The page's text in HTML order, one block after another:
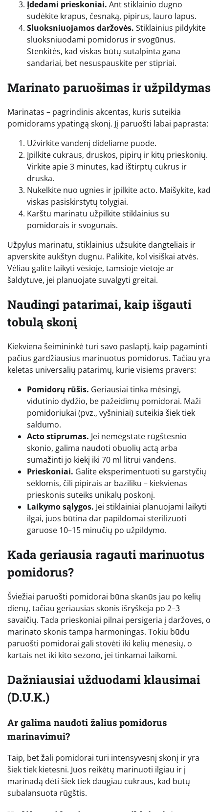
Įdedami prieskoniai. Ant stiklainio dugno
sudėkite krapus, česnaką, pipirus, lauro lapus.
Sluoksniuojamos daržovės. Stiklainius pildykite
sluoksniuodami pomidorus ir svogūnus.
Stenkitės, kad viskas būtų sutalpinta gana
sandariai, bet nesuspauskite per stipriai.
Marinato paruošimas ir užpildymas
Marinatas – pagrindinis akcentas, kuris suteikia
pomidorams ypatingą skonį. Jį paruošti labai paprasta:
Užvirkite vandenį dideliame puode.
Įpilkite cukraus, druskos, pipirų ir kitų prieskonių.
Virkite apie 3 minutes, kad ištirptų cukrus ir
druska.
Nukelkite nuo ugnies ir įpilkite acto. Maišykite, kad
viskas pasiskirstytų tolygiai.
Karštu marinatu užpilkite stiklainius su
pomidorais ir svogūnais.
Užpylus marinatu, stiklainius užsukite dangteliais ir
apverskite aukštyn dugnu. Palikite, kol visiškai atvės.
Vėliau galite laikyti vėsioje, tamsioje vietoje ar
šaldytuve, jei planuojate suvalgyti greitai.
Naudingi patarimai, kaip išgauti
tobulą skonį
Kiekviena šeimininkė turi savo paslaptį, kaip pagaminti
pačius gardžiausius marinuotus pomidorus. Tačiau yra
keletas universalių patarimų, kurie visiems pravers:
Pomidorų rūšis. Geriausiai tinka mėsingi,
vidutinio dydžio, be pažeidimų pomidorai. Maži
pomidoriukai (pvz., vyšniniai) suteikia šiek tiek
saldumo.
Acto stiprumas. Jei nemėgstate rūgštesnio
skonio, galima naudoti obuolių actą arba
sumažinti jo kiekį iki 70 ml litrui vandens.
Prieskoniai. Galite eksperimentuoti su garstyčių
sėklomis, čili pipirais ar baziliku – kiekvienas
prieskonis suteiks unikalų poskonį.
Laikymo sąlygos. Jei stiklainiai planuojami laikyti
ilgai, juos būtina dar papildomai sterilizuoti
garuose 10–15 minučių po užpildymo.
Kada geriausia ragauti marinuotus
pomidorus?
Šviežiai paruošti pomidorai būna skanūs jau po kelių
dienų, tačiau geriausias skonis išryškėja po 2–3
savaičių. Tada prieskoniai pilnai persigeria į daržoves, o
marinato skonis tampa harmoningas. Tokiu būdu
paruošti pomidorai gali stovėti iki kelių mėnesių, o
kartais net iki kito sezono, jei tinkamai laikomi.
Dažniausiai užduodami klausimai
(D.U.K.)
Ar galima naudoti žalius pomidorus
marinavimui?
Taip, bet žali pomidorai turi intensyvesnį skonį ir yra
šiek tiek kietesni. Juos reikėtų marinuoti ilgiau ir į
marinadą dėti šiek tiek daugiau cukraus, kad būtų
subalansuota rūgštis.